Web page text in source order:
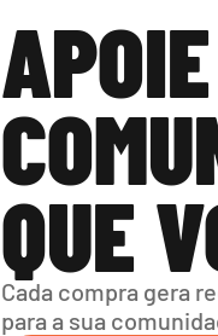
QUE
Cada compra gera
para a sua